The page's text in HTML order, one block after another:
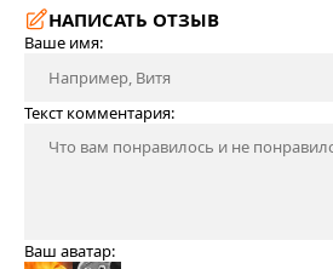
НАПИСАТЬ ОТЗЫВ
Ваше имя:
Текст комментария:
Ваш аватар: